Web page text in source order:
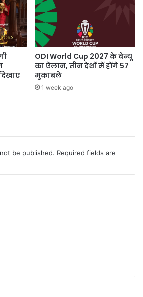
ODI World Cup 2027 के वेन्यू
का ऐलान, तीन देशों में होंगे 57
मुकाबले
1 week ago
be published. Required fields are